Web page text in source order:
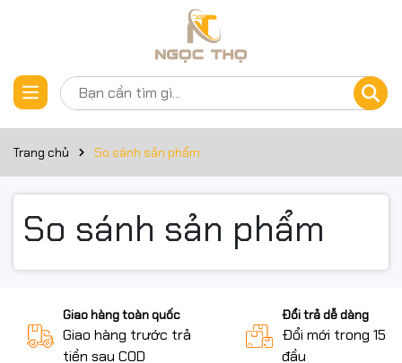
Trang chủ So sánh sản phẩm
So sánh sản phẩm
Giao hàng toàn quốc
Giao hàng trước trả
tiền sau COD
Đổi trả dễ dàng
Đổi mới trong 15
đầu